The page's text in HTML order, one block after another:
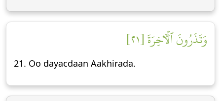
وَتَذَرُونَ ٱلۡأٓخِرَةَ [٢١]
21. Oo dayacdaan Aakhirada.